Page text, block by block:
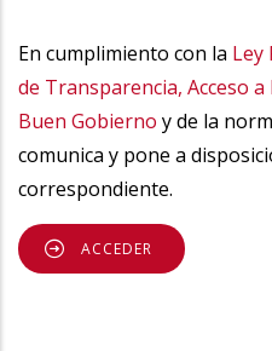
En cumplimiento con la Ley
de Transparencia, Acceso
Buen Gobierno y de la
comunica y pone a
correspondiente.
ACCEDER